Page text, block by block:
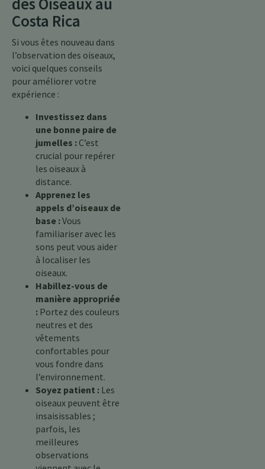
Costa Rica
Si vous êtes nouveau dans
l’observation des oiseaux,
voici quelques conseils
pour améliorer votre
expérience :
Investissez dans
une bonne paire de
jumelles : C’est
crucial pour repérer
les oiseaux à
distance.
Apprenez les
appels d’oiseaux de
base :Vous
familiariser avec les
sons peut vous aider
à localiser les
oiseaux.
Habillez-vous de
manière appropriée
: Portez des couleurs
neutres et des
vêtements
confortables pour
vous fondre dans
l’environnement.
Soyez patient : Les
oiseaux peuvent être
insaisissables ;
parfois, les
meilleures
observations